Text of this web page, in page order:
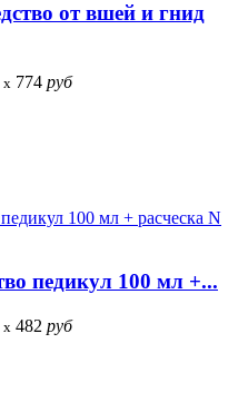
от вшей и гнид
x 774 руб
педикул 100 мл +...
x 482 руб